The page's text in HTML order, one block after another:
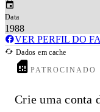
Data
1988
VER PERFIL DO
Dados em cache
PATROCINADO
Crie uma conta